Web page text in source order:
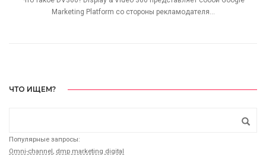
Marketing Platform со стороны рекламодателя...
ЧТО ИЩЕМ?
Популярные запросы:
Omni-channel, dmp marketing digital